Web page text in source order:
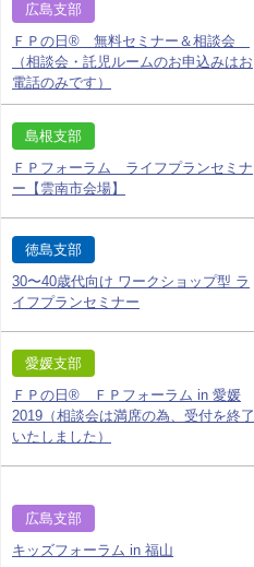
広島支部
ＦＰの日® 無料セミナー＆相談会
（相談会・託児ルームのお申込みはお
電話のみです）
島根支部
ＦＰフォーラム ライフプランセミナ
ー【雲南市会場】
徳島支部
30〜40歳代向け ワークショップ型 ラ
イフプランセミナー
愛媛支部
ＦＰの日® ＦＰフォーラム in 愛媛
2019（相談会は満席の為、受付を終了
いたしました）
広島支部
キッズフォーラム in 福山